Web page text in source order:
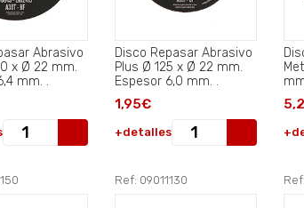
Abrasivo
x Ø 22 mm.
Espesor 6,4 mm. .
Disco Repasar Abrasivo
Plus Ø 125 x Ø 22 mm.
Espesor 6,0 mm. .
1,95€
+detalles
Ref: 09011130